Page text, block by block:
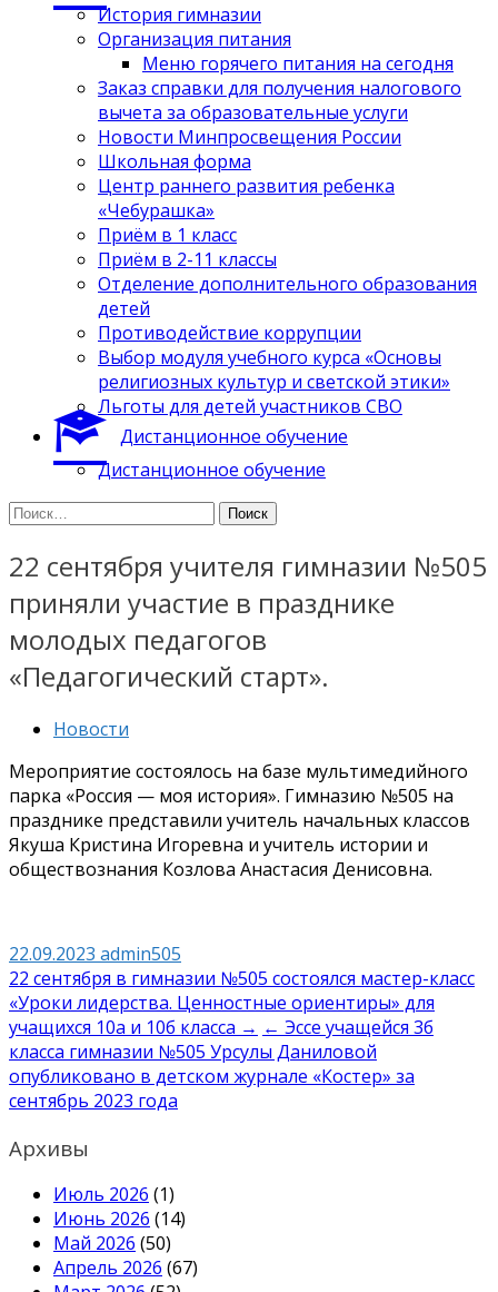
История гимназии
Организация питания
Меню горячего питания на сегодня
Заказ справки для получения налогового
вычета за образовательные услуги
Новости Минпросвещения России
Школьная форма
Центр раннего развития ребенка
«Чебурашка»
Приём в 1 класс
Приём в 2-11 классы
Отделение дополнительного образования
детей
Противодействие коррупции
Выбор модуля учебного курса «Основы
религиозных культур и светской этики»
Льготы для детей участников СВО
Дистанционное обучение
Дистанционное обучение
Найти:
22 сентября учителя гимназии №505
приняли участие в празднике
молодых педагогов
«Педагогический старт».
Новости
Мероприятие состоялось на базе мультимедийного
парка «Россия — моя история». Гимназию №505 на
празднике представили учитель начальных классов
Якуша Кристина Игоревна и учитель истории и
обществознания Козлова Анастасия Денисовна.
22.09.2023 admin505
Навигация
по
записям
22 сентября в гимназии №505 состоялся мастер-класс
«Уроки лидерства. Ценностные ориентиры» для
учащихся 10а и 10б класса → ← Эссе учащейся 3б
класса гимназии №505 Урсулы Даниловой
опубликовано в детском журнале «Костер» за
сентябрь 2023 года
Архивы
Июль 2026 (1)
Июнь 2026 (14)
Май 2026 (50)
Апрель 2026 (67)